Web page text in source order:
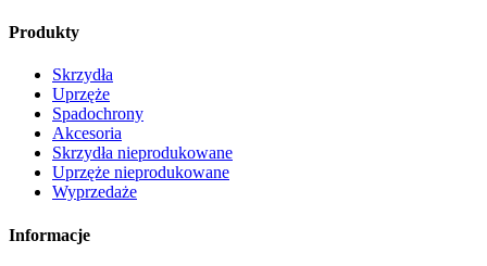
Produkty
Skrzydła
Uprzęże
Spadochrony
Akcesoria
Skrzydła nieprodukowane
Uprzęże nieprodukowane
Wyprzedaże
Informacje